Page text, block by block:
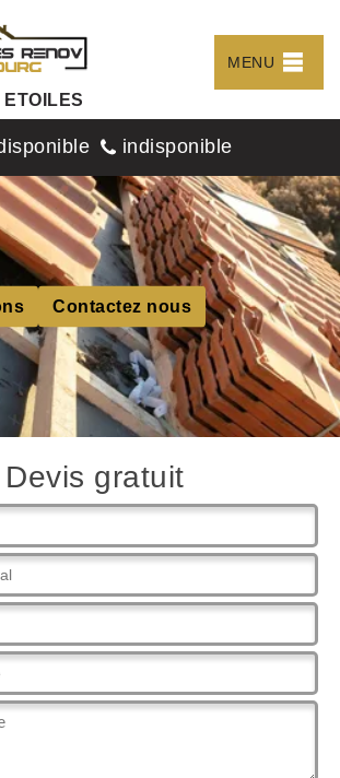
MENU
indisponible
Contactez nous
Devis gratuit